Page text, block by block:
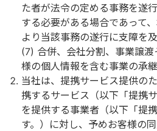
た者が法令の定める事務を遂
する必要がある場合であって
より当該事務の遂行に支障を
合併、会社分割、事業譲
様の個人情報を含む事業の承
当社は、提携サービス提供の
携するサービス（以下「提携
を提供する事業者（以下「提
す。）に対し、予めお客様の